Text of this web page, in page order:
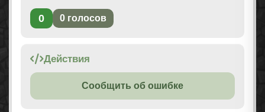
0 0 голосов
Действия
Сообщить об ошибке